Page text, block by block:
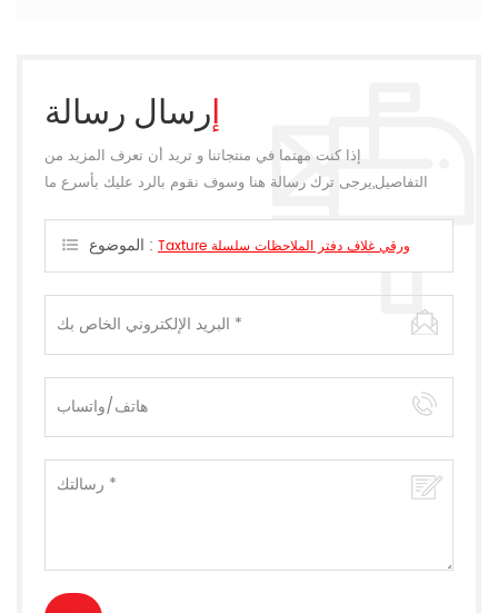
إرسال رسالة
إذا كنت مهتما في منتجاتنا و تريد أن تعرف المزيد من
التفاصيل,يرجى ترك رسالة هنا وسوف نقوم بالرد عليك بأسرع ما
الموضوع : Taxture ورقي غلاف دفتر الملاحظات سلسلة